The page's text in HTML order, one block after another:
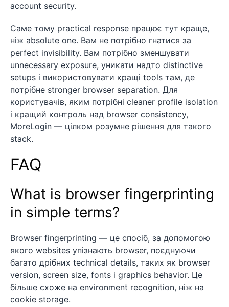
account security.
Саме тому practical response працює тут краще,
ніж absolute one. Вам не потрібно гнатися за
perfect invisibility. Вам потрібно зменшувати
unnecessary exposure, уникати надто distinctive
setups і використовувати кращі tools там, де
потрібне stronger browser separation. Для
користувачів, яким потрібні cleaner profile isolation
і кращий контроль над browser consistency,
MoreLogin — цілком розумне рішення для такого
stack.
FAQ
What is browser fingerprinting
in simple terms?
Browser fingerprinting — це спосіб, за допомогою
якого websites упізнають browser, поєднуючи
багато дрібних technical details, таких як browser
version, screen size, fonts і graphics behavior. Це
більше схоже на environment recognition, ніж на
cookie storage.